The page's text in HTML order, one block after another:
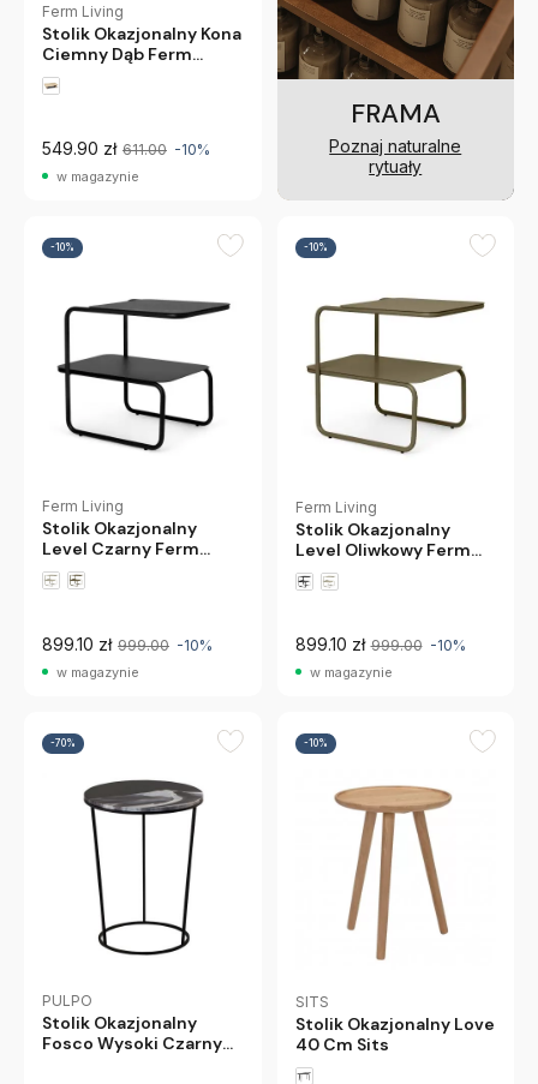
Ferm Living
Stolik Okazjonalny Kona
Ciemny Dąb Ferm
Living
549.90 zł 611.00 -10%
w magazynie
FRAMA
Poznaj naturalne
rytuały
-10%
Ferm Living
Stolik Okazjonalny
Level Czarny Ferm
Living
899.10 zł 999.00 -10%
w magazynie
-10%
Ferm Living
Stolik Okazjonalny
Level Oliwkowy Ferm
Living
899.10 zł 999.00 -10%
w magazynie
-70%
PULPO
Stolik Okazjonalny
Fosco Wysoki Czarny
-10%
SITS
Stolik Okazjonalny Love
40 Cm Sits